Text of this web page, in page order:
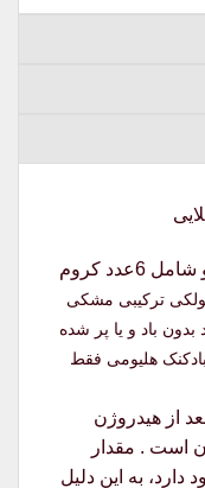
بسیار زیبا میباشد و شامل 6عدد کروم
پولکی ترکیبی مشکی
بدون باد و یا پر شده
هلیومی فقط
از هیدروژن
است . مقدار
به این دلیل